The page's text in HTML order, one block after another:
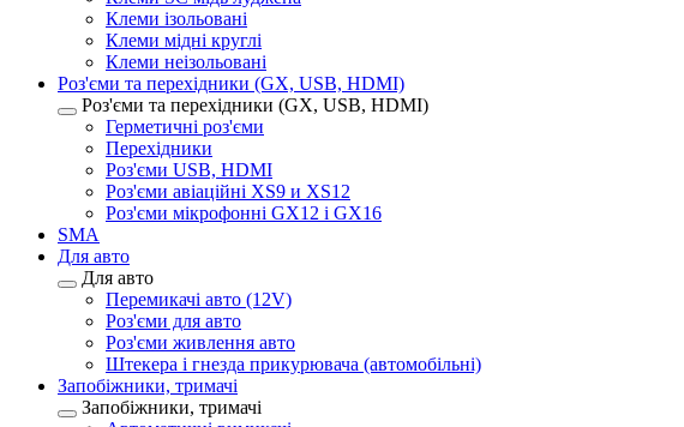
Клеми ізольовані
Клеми мідні круглі
Клеми неізольовані
Роз'єми та перехідники (GX, USB, HDMI)
Роз'єми та перехідники (GX, USB, HDMI)
Герметичні роз'єми
Перехідники
Роз'єми USB, HDMI
Роз'єми авіаційні XS9 и XS12
Роз'єми мікрофонні GX12 і GX16
SMA
Для авто
Для авто
Перемикачі авто (12V)
Роз'єми для авто
Роз'єми живлення авто
Штекера і гнезда прикурювача (автомобільні)
Запобіжники, тримачі
Запобіжники, тримачі